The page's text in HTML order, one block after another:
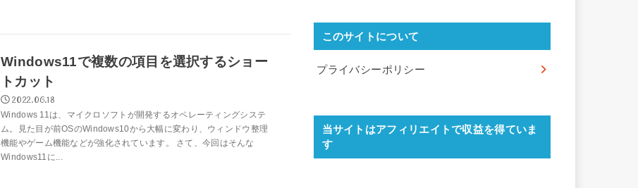
Windows11で複数の項目を選択するショー
トカット
2022.06.18
Windows 11は、マイクロソフトが開発するオペレーティングシステ
ム。見た目が前OSのWindows10から大幅に変わり、ウィンドウ整理
機能やゲーム機能などが強化されています。 さて、今回はそんな
Windows11に...
このサイトについて
プライバシーポリシー
当サイトはアフィリエイトで収益を得ていま
す